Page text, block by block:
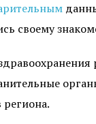
своему